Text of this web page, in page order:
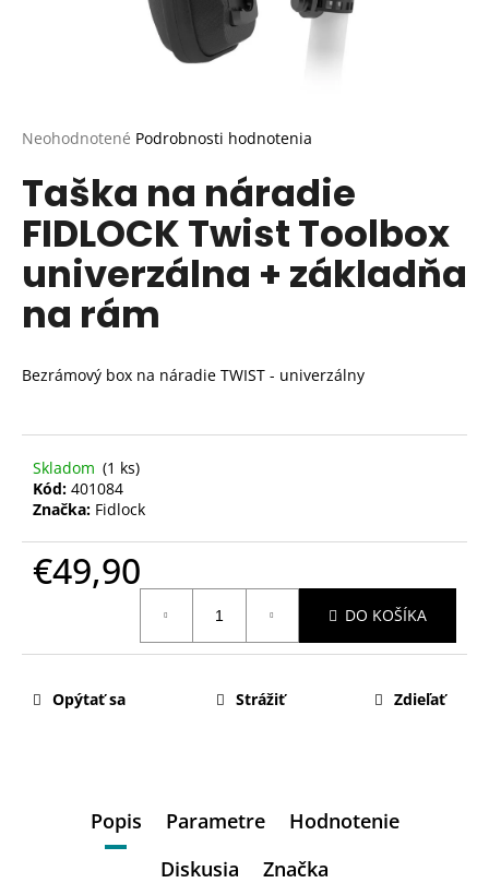
Priemerné
produktu
0,0
5
hviezdičiek.
Neohodnotené Podrobnosti hodnotenia
Taška na náradie
FIDLOCK Twist Toolbox
univerzálna + základňa
na rám
Bezrámový box na náradie TWIST - univerzálny
Skladom (1 ks)
Kód: 401084
Značka: Fidlock
€49,90
DO KOŠÍKA
Opýtať sa Strážiť Zdieľať
Popis Parametre
Hodnotenie
Diskusia
Značka